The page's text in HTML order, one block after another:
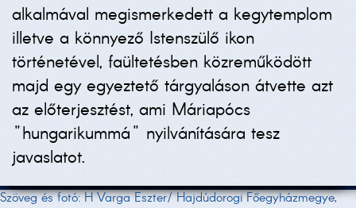
alkalmával megismerkedett a kegytemplom
illetve a könnyező Istenszülő ikon
történetével, faültetésben közreműködött
majd egy egyeztető tárgyaláson átvette azt
az előterjesztést, ami Máriapócs
"hungarikummá" nyilvánítására tesz
javaslatot.
Szöveg és fotó: H Varga Eszter/ Hajdúdorogi Főegyházmegye,